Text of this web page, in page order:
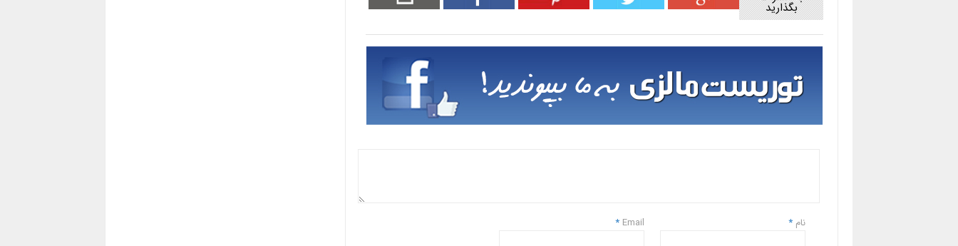
بگذارید
نام *
Email
*